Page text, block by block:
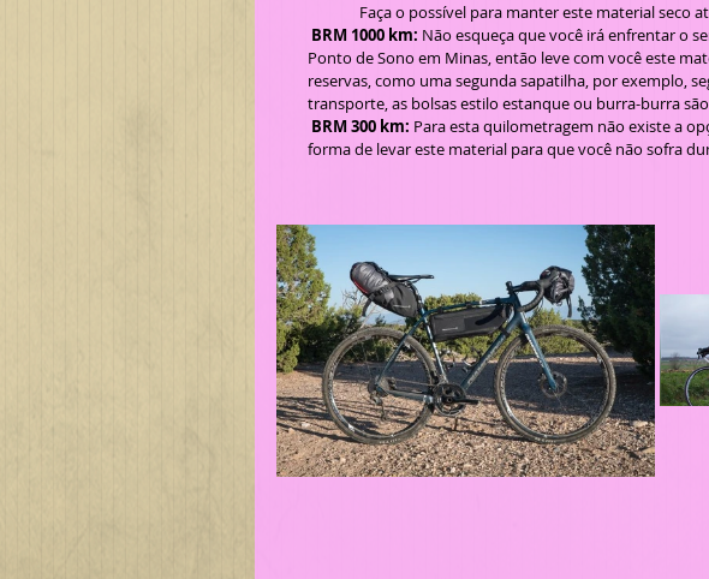
Faça o possível para manter este material seco
BRM 1000 km: Não esqueça que você irá enfrentar o
Ponto de Sono em Minas, então leve com você este
reservas, como uma segunda sapatilha, por exemplo,
transporte, as bolsas estilo estanque ou burra-burra
BRM 300 km: Para esta quilometragem não existe a
forma de levar este material para que você não sofra